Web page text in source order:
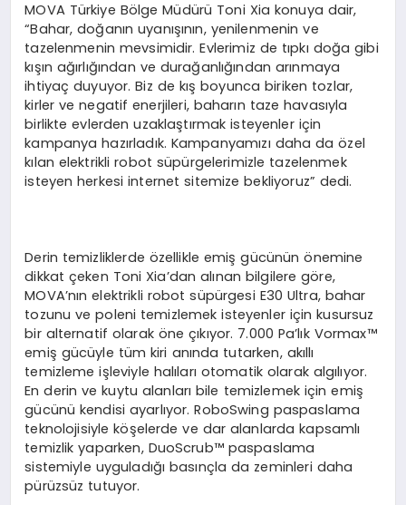
MOVA Türkiye Bölge Müdürü Toni Xia konuya dair,
“Bahar, doğanın uyanışının, yenilenmenin ve
tazelenmenin mevsimidir. Evlerimiz de tıpkı doğa gibi
kışın ağırlığından ve durağanlığından arınmaya
ihtiyaç duyuyor. Biz de kış boyunca biriken tozlar,
kirler ve negatif enerjileri, baharın taze havasıyla
birlikte evlerden uzaklaştırmak isteyenler için
kampanya hazırladık. Kampanyamızı daha da özel
kılan elektrikli robot süpürgelerimizle tazelenmek
isteyen herkesi internet sitemize bekliyoruz” dedi.
Derin temizliklerde özellikle emiş gücünün önemine
dikkat çeken Toni Xia’dan alınan bilgilere göre,
MOVA’nın elektrikli robot süpürgesi E30 Ultra, bahar
tozunu ve poleni temizlemek isteyenler için kusursuz
bir alternatif olarak öne çıkıyor. 7.000 Pa’lık Vormax™
emiş gücüyle tüm kiri anında tutarken, akıllı
temizleme işleviyle halıları otomatik olarak algılıyor.
En derin ve kuytu alanları bile temizlemek için emiş
gücünü kendisi ayarlıyor. RoboSwing paspaslama
teknolojisiyle köşelerde ve dar alanlarda kapsamlı
temizlik yaparken, DuoScrub™ paspaslama
sistemiyle uyguladığı basınçla da zeminleri daha
pürüzsüz tutuyor.